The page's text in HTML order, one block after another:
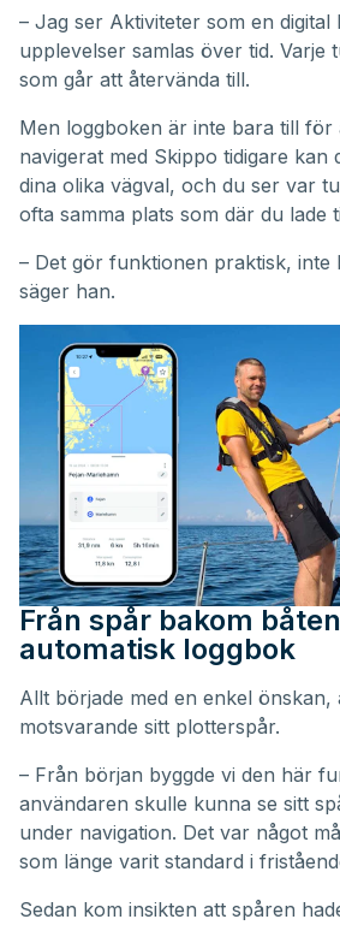
– Jag ser Aktiviteter som en digital
upplevelser samlas över tid. Varje
som går att återvända till.
Men loggboken är inte bara till för
navigerat med Skippo tidigare kan
dina olika vägval, och du ser var
ofta samma plats som där du lade
– Det gör funktionen praktisk, inte
säger han.
Från spår bakom
automatisk loggbok
Allt började med en enkel
motsvarande sitt plotterspår.
– Från början byggde vi den här
användaren skulle kunna se sitt
under navigation. Det var något
som länge varit standard i
Sedan kom insikten att spåren